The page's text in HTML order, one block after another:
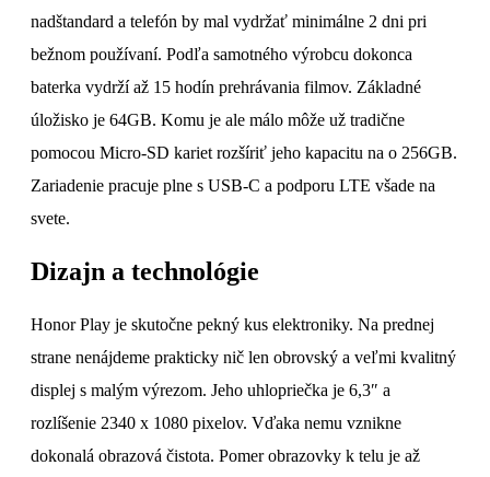
nadštandard a telefón by mal vydržať minimálne 2 dni pri
bežnom používaní. Podľa samotného výrobcu dokonca
baterka vydrží až 15 hodín prehrávania filmov. Základné
úložisko je 64GB. Komu je ale málo môže už tradične
pomocou Micro-SD kariet rozšíriť jeho kapacitu na o 256GB.
Zariadenie pracuje plne s USB-C a podporu LTE všade na
svete.
Dizajn a technológie
Honor Play je skutočne pekný kus elektroniky. Na prednej
strane nenájdeme prakticky nič len obrovský a veľmi kvalitný
displej s malým výrezom. Jeho uhlopriečka je 6,3″ a
rozlíšenie 2340 x 1080 pixelov. Vďaka nemu vznikne
dokonalá obrazová čistota. Pomer obrazovky k telu je až